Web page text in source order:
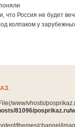
Россия не будет
колпаком у
.
www/vhosts/
81096/posprikaz.ru/
themes/channel/